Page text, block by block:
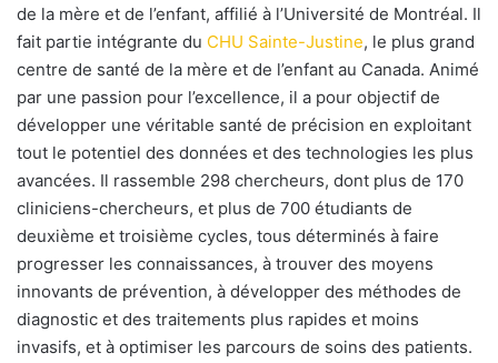
de la mère et de l’enfant, affilié à l’Université de Montréal. Il
fait partie intégrante du CHU Sainte-Justine, le plus grand
centre de santé de la mère et de l’enfant au Canada. Animé
par une passion pour l’excellence, il a pour objectif de
développer une véritable santé de précision en exploitant
tout le potentiel des données et des technologies les plus
avancées. Il rassemble 298 chercheurs, dont plus de 170
cliniciens-chercheurs, et plus de 700 étudiants de
deuxième et troisième cycles, tous déterminés à faire
progresser les connaissances, à trouver des moyens
innovants de prévention, à développer des méthodes de
diagnostic et des traitements plus rapides et moins
invasifs, et à optimiser les parcours de soins des patients.